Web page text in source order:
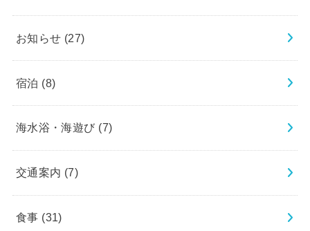
お知らせ (27)
宿泊 (8)
海水浴・海遊び (7)
交通案内 (7)
食事 (31)